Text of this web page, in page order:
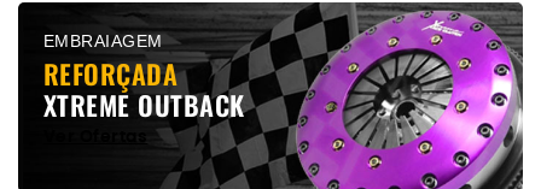
EMBRAIAGEM
REFORÇADA
XTREME OUTBACK